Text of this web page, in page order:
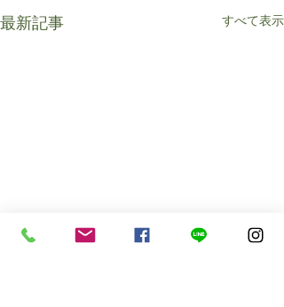
最新記事 すべて表示